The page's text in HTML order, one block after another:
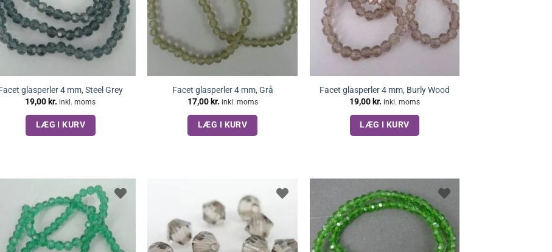
glasperler 4 mm, Steel Grey
19,00kr. inkl. moms
LÆG I KURV
Facet glasperler 4 mm, Grå
17,00kr. inkl. moms
LÆG I KURV
Facet glasperler 4 mm, Burly Wood
19,00kr. inkl. moms
LÆG I KURV